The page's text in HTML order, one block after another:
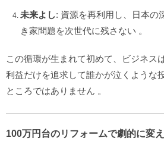
未来よし: 資源を再利用し、日本の
き家問題を次世代に残さない 。
この循環が生まれて初めて、ビジネス
利益だけを追求して誰かが泣くような
ところではありません 。
100万円台のリフォームで劇的に変